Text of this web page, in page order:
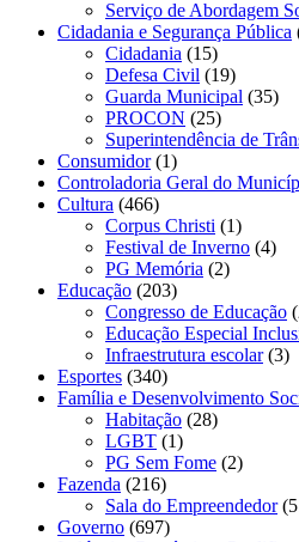
Serviço de Abordagem
Cidadania e Segurança Pública
Cidadania (15)
Defesa Civil (19)
Guarda Municipal (35)
PROCON (25)
Superintendência de
Consumidor(1)
Controladoria Geral do
Cultura (466)
Corpus Christi (1)
Festival de Inverno (4)
PG Memória (2)
Educação (203)
Congresso de Educação
Educação Especial
Infraestrutura escolar(3)
Esportes (340)
Família e Desenvolvimento
Habitação (28)
LGBT (1)
PG Sem Fome (2)
Fazenda (216)
Sala do Empreendedor
Governo (697)